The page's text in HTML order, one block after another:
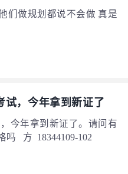
们做规划都说不会做 真是
试，今年拿到新证了
今年拿到新证了。请问有
吗 方 18344109-102